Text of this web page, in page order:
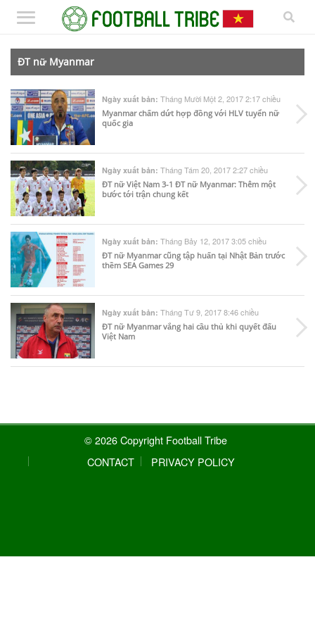
ĐT nữ Myanmar
Ngày xuất bản: Tháng Mười Một 2, 2017 2:17 chiều
Myanmar chấm dứt hợp đồng với HLV tuyển nữ
quốc gia
Ngày xuất bản: Tháng Tám 20, 2017 2:27 chiều
ĐT nữ Việt Nam 3-1 ĐT nữ Myanmar: Thêm một
bước tới trận chung kết
Ngày xuất bản: Tháng Bảy 12, 2017 3:05 chiều
ĐT nữ Myanmar cũng tập huấn tại Nhật Bản trước
thềm SEA Games 29
Ngày xuất bản: Tháng Tư 9, 2017 8:46 chiều
ĐT nữ Myanmar vắng hai cầu thủ khi quyết đấu
Việt Nam
© 2026 Copyright Football Tribe
CONTACT
PRIVACY POLICY